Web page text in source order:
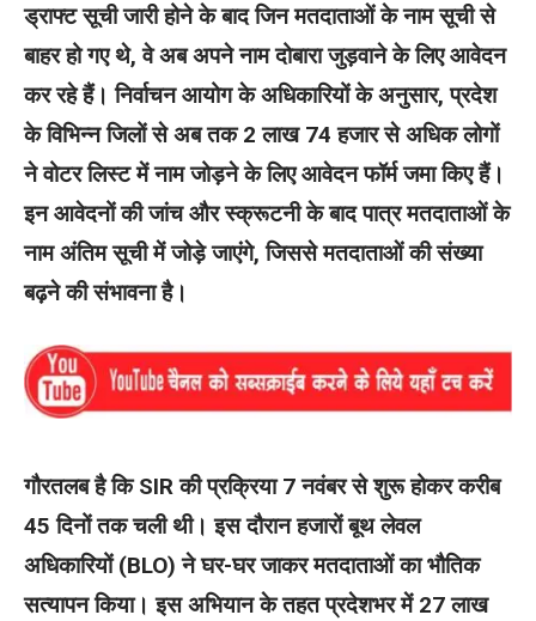
ड्राफ्ट सूची जारी होने के बाद जिन मतदाताओं के नाम सूची से
बाहर हो गए थे, वे अब अपने नाम दोबारा जुड़वाने के लिए आवेदन
कर रहे हैं। निर्वाचन आयोग के अधिकारियों के अनुसार, प्रदेश
के विभिन्न जिलों से अब तक 2 लाख 74 हजार से अधिक लोगों
ने वोटर लिस्ट में नाम जोड़ने के लिए आवेदन फॉर्म जमा किए हैं।
इन आवेदनों की जांच और स्क्रूटनी के बाद पात्र मतदाताओं के
नाम अंतिम सूची में जोड़े जाएंगे, जिससे मतदाताओं की संख्या
बढ़ने की संभावना है।
गौरतलब है कि SIR की प्रक्रिया 7 नवंबर से शुरू होकर करीब
45 दिनों तक चली थी। इस दौरान हजारों बूथ लेवल
अधिकारियों (BLO) ने घर-घर जाकर मतदाताओं का भौतिक
सत्यापन किया। इस अभियान के तहत प्रदेशभर में 27 लाख